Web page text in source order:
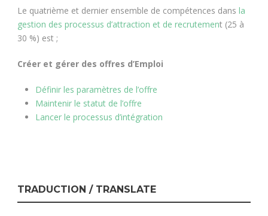
Le quatrième et dernier ensemble de compétences dans la
gestion des processus d’attraction et de recrutement (25 à
30 %) est ;
Créer et gérer des offres d’Emploi
Définir les paramètres de l’offre
Maintenir le statut de l’offre
Lancer le processus d’intégration
TRADUCTION / TRANSLATE